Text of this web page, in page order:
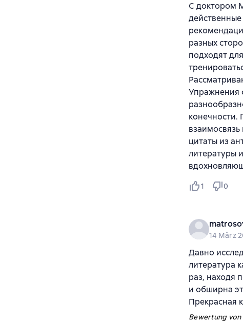
С доктором
разных
подходят
Упражнения
конечности.
цитаты из
литературы
1 0
14 März
Давно
литература
раз, находя
и обширна
Прекрасная
Bewertung von